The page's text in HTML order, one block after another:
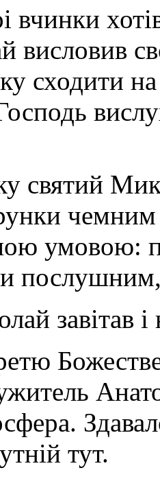
вчинки
висловив
сходити
святий
умовою:
завітав
тут.